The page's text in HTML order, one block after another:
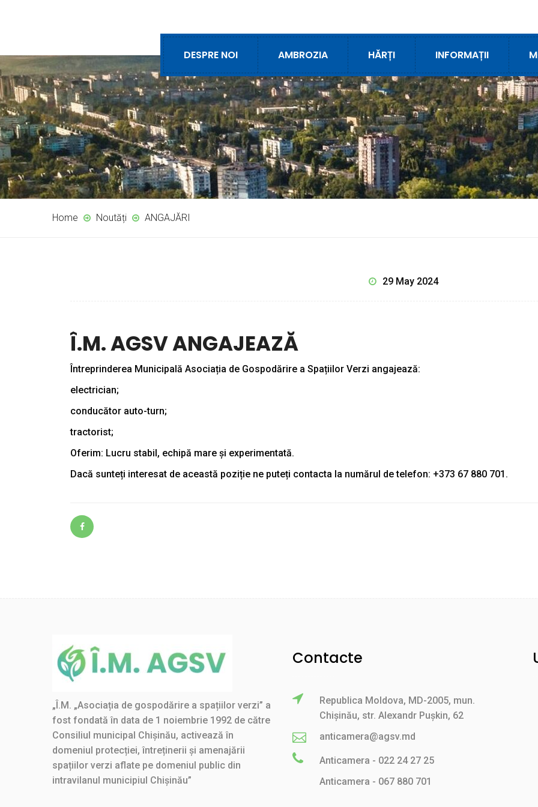
DESPRE NOI AMBROZIA HĂRȚI INFORMAȚII
Home Noutăți ANGAJĂRI
29 May 2024
Î.M. AGSV ANGAJEAZĂ
Întreprinderea Municipală Asociația de Gospodărire a Spațiilor Verzi angajează:
electrician;
conducător auto-turn;
tractorist;
Oferim: Lucru stabil, echipă mare și experimentată.
Dacă sunteți interesat de această poziție ne puteți contacta la numărul de telefon: +373 67 880 701.
„Î.M. „Asociația de gospodărire a spațiilor verzi” a
fost fondată în data de 1 noiembrie 1992 de către
Consiliul municipal Chișinău, activează în
domeniul protecției, întreținerii și amenajării
spațiilor verzi aflate pe domeniul public din
intravilanul municipiul Chișinău”
Contacte
Republica Moldova, MD-2005, mun.
Chișinău, str. Alexandr Pușkin, 62
anticamera@agsv.md
Anticamera - 022 24 27 25
Anticamera - 067 880 701